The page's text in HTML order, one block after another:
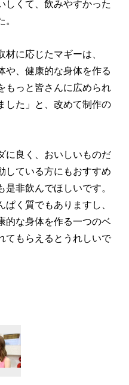
しくて、飲みやすかった
に応じたマギーは、
や、健康的な身体を作る
もっと皆さんに広められ
した」と、改めて制作の
良く、おいしいものだ
している方にもおすすめ
非飲んでほしいです。
く質でもありますし、
的な身体を作る一つのベ
てもらえるとうれしいで